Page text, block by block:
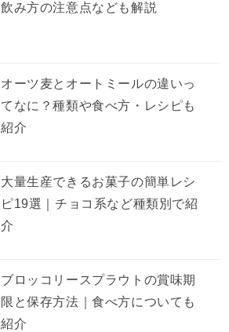
飲み方の注意点なども解説
オーツ麦とオートミールの違いっ
てなに？種類や食べ方・レシピも
紹介
大量生産できるお菓子の簡単レシ
ピ19選｜チョコ系など種類別で紹
介
ブロッコリースプラウトの賞味期
限と保存方法｜食べ方についても
紹介